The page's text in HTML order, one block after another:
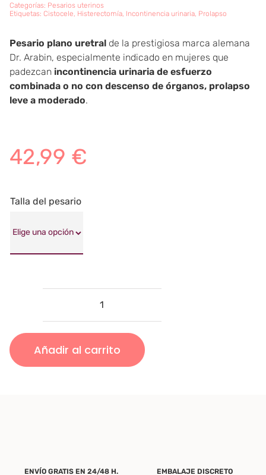
Categorías: Pesarios uterinos
Etiquetas: Cistocele Histerectomía, Incontinencia urinaria, Prolapso
Pesario plano uretralde la prestigiosa marca alemana
Dr. Arabin, especialmente indicado en mujeres que
padezcan incontinencia urinaria de esfuerzo
combinada o no con descenso de órganos, prolapso
leve a moderado.
42,99 €
Talla del pesario
Pesario
PLANO
URETRAL
Dr.
Arabin
Añadir al carrito
ENVÍO GRATIS EN 24/48 H.
EMBALAJE DISCRETO